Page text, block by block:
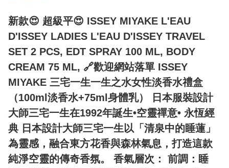
新款😍 超級平😍 ISSEY MIYAKE L'EAU
D'ISSEY LADIES L'EAU D'ISSEY TRAVEL
SET 2 PCS, EDT SPRAY 100 ML, BODY
CREAM 75 ML, 🔗歡迎網站落單 ISSEY
MIYAKE 三宅一生一生之水女性淡香水禮盒
（100ml淡香水+75ml身體乳） 日本服裝設計
大師三宅一生在1992年誕生•空靈禪意• 永恆經
典 日本設計大師三宅一生以「清泉中的睡蓮」
為靈感，融合東方花香與森林氣息，打造這款
純淨空靈的傳奇香氛。 香氣層次： 前調：睡